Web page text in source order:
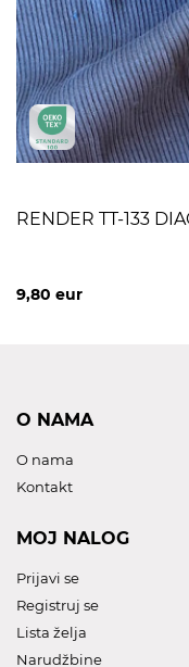
RENDER TT-133
9,80 eur
O NAMA
O nama
Kontakt
MOJ NALOG
Prijavi se
Registruj se
Lista želja
Narudžbine